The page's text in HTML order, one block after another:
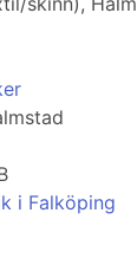
i Falköping